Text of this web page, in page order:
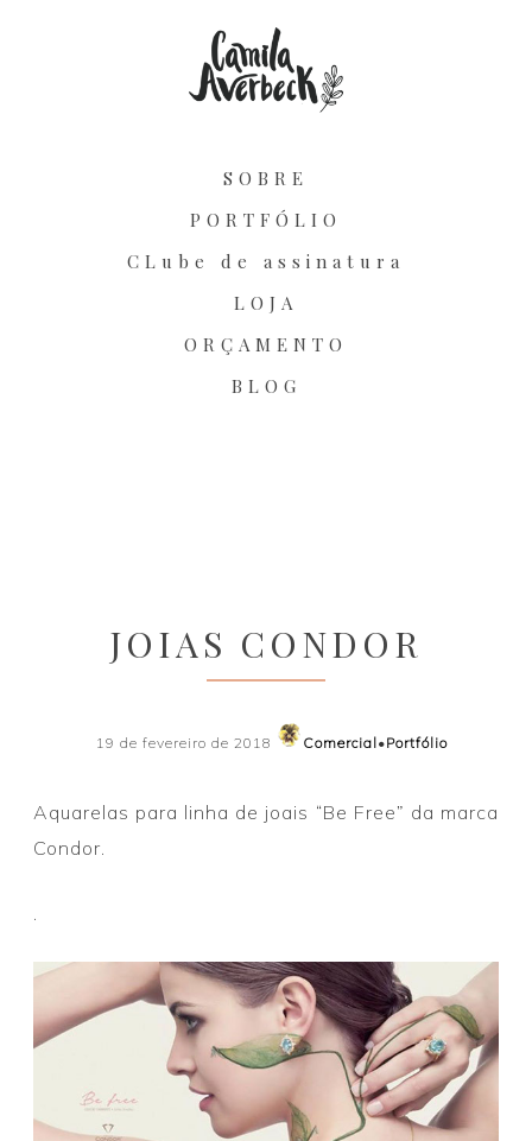
SOBRE
PORTFÓLIO
CLube de assinatura
LOJA
ORÇAMENTO
BLOG
JOIAS CONDOR
19 de fevereiro de 2018 Comercial•Portfólio
Aquarelas para linha de joais “Be Free” da marca
Condor.
.